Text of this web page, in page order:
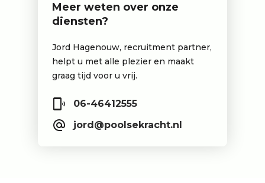
Meer weten over onze
diensten?
Jord Hagenouw, recruitment partner,
helpt u met alle plezier en maakt
graag tijd voor u vrij.
06-46412555
jord@poolsekracht.nl